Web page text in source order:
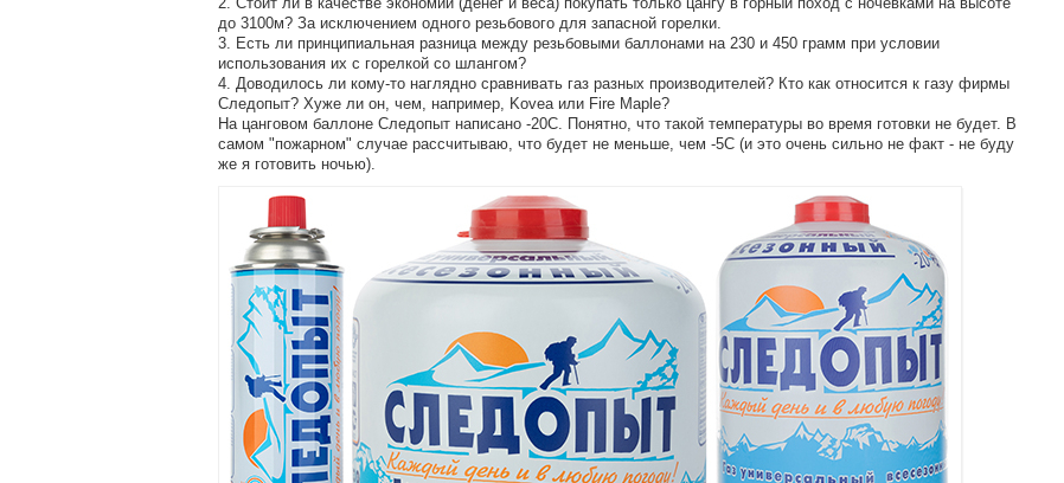
до 3100м? За исключением одного резьбового для запасной горелки.
3. Есть ли принципиальная разница между резьбовыми баллонами на 230 и 450 грамм при условии
использования их с горелкой со шлангом?
4. Доводилось ли кому-то наглядно сравнивать газ разных производителей? Кто как относится к газу фирмы
Следопыт? Хуже ли он, чем, например, Kovea или Fire Maple?
На цанговом баллоне Следопыт написано -20С. Понятно, что такой температуры во время готовки не будет. В
самом "пожарном" случае рассчитываю, что будет не меньше, чем -5С (и это очень сильно не факт - не буду
же я готовить ночью).